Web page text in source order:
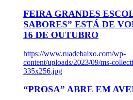
FEIRA GRANDES
SABORES” ESTÁ DE
16 DE OUTUBRO
https://www.ruadebaixo.com/wp-
content/uploads/2023/09/ms-
335x256.jpg
“PROSA” ABRE EM